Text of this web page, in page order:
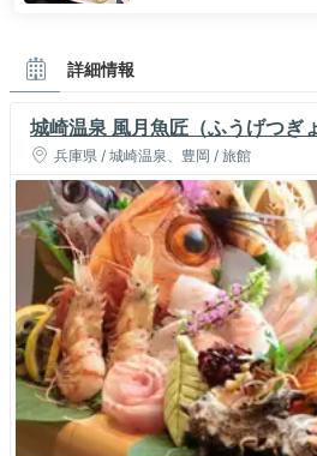
詳細情報
城崎温泉 風月魚匠（ふうげつぎ
兵庫県 / 城崎温泉、豊岡 / 旅館